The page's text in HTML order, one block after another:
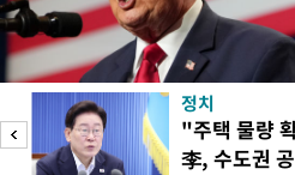
정치
"주택 물량
李, 수도권